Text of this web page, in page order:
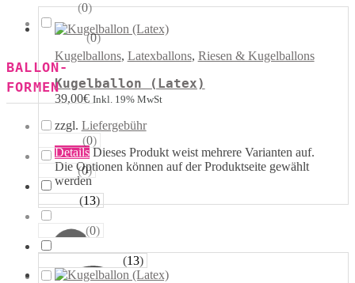
Kugelballons, Latexballons, Riesen & Kugelballons
Kugelballon (Latex)
39,00€ Inkl. 19% MwSt
zzgl. Liefergebühr
Details Dieses Produkt weist mehrere Varianten auf.
Die Optionen können auf der Produktseite gewählt
werden
Pastell (0)
Metallik (0)
BALLON-
FORMEN
(0)
Sterne (0)
(13)
Tropfen (0)
(13)